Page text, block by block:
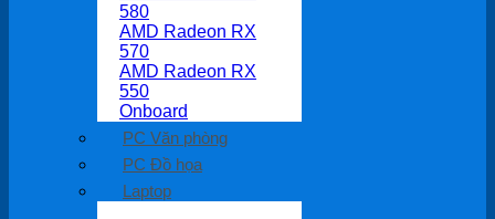
580
AMD Radeon RX
570
AMD Radeon RX
550
Onboard
PC Văn phòng
PC Đồ họa
Laptop